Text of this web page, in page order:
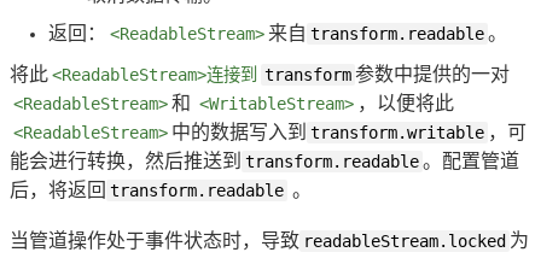
返回：
<ReadableStream> 来自 transform.readable。
将此<ReadableStream>连接到 transform参数中提供的一对
<ReadableStream>和 <WritableStream> ，以便将此
<ReadableStream> 中的数据写入到 transform.writable ，可
能会进行转换，然后推送到 transform.readable。配置管道
后，将返回 transform.readable 。
当管道操作处于事件状态时，导致 readableStream.locked 为